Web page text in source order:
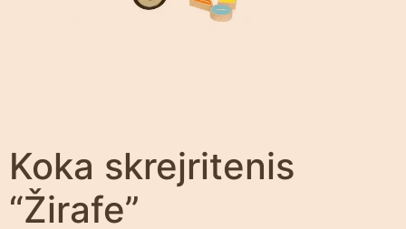
Koka skrejritenis
“Žirafe”